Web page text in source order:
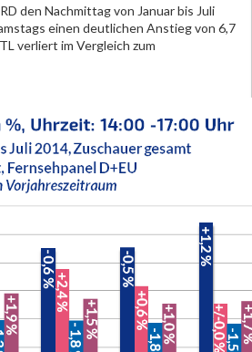
den Nachmittag von Januar bis Juli
einen deutlichen Anstieg von 6,7
verliert im Vergleich zum